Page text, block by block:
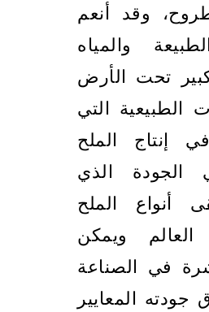
وقد أنعم
والمياه
تحت الأرض
الطبيعية التي
إنتاج الملح
الجودة الذي
أنواع الملح
ويمكن
في الصناعة
جودته المعايير